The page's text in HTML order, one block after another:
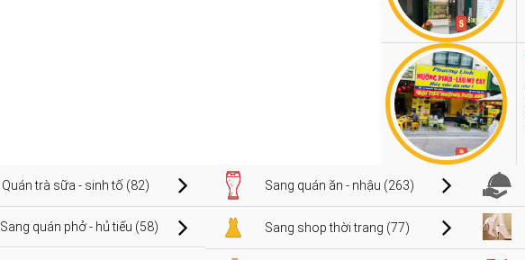
Quán trà sữa - sinh tố (82) Sang quán ăn - nhậu (263)
Sang quán phở - hủ tiếu (58) Sang shop thời trang (77)